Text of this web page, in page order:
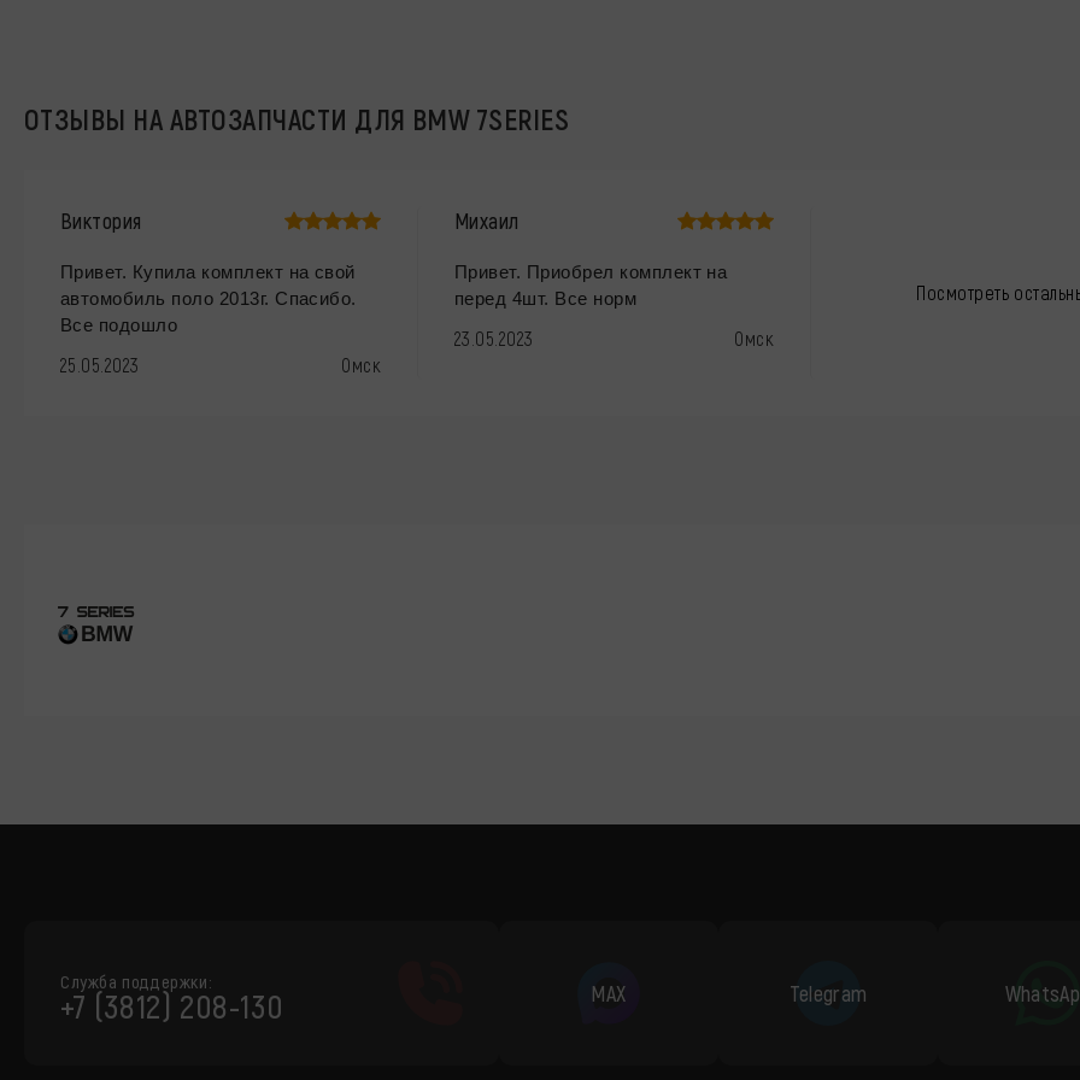
ОТЗЫВЫ НА АВТОЗАПЧАСТИ ДЛЯ BMW 7SERIES
Виктория
Привет. Купила комплект на свой
автомобиль поло 2013г. Спасибо.
Все подошло
25.05.2023 Омск
Михаил
Привет. Приобрел комплект на
перед 4шт. Все норм
23.05.2023 Омск
Посмотреть
Служба поддержки:
+7 (3812) 208-130 MAX Telegram